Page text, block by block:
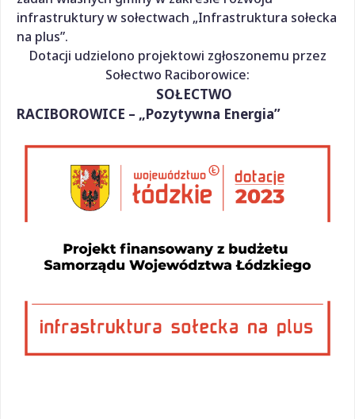
infrastruktury w sołectwach „Infrastruktura sołecka
na plus”.
Dotacji udzielono projektowi zgłoszonemu przez
Sołectwo Raciborowice:
SOŁECTWO
RACIBOROWICE – „Pozytywna Energia”